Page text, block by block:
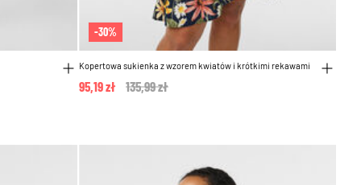
-30%
Kopertowa sukienka z wzorem kwiatów i krótkimi rekawami
Price reduced from
135,99 zł
95,19 zł